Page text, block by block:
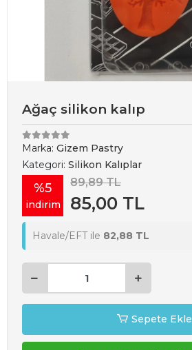
Ağaç silikon kalıp
Marka: Gizem Pastry
Kategori: Silikon Kalıplar
%5
indirim
89,89 TL
85,00 TL
Havale/EFT ile 82,88 TL
Sepete Ekle